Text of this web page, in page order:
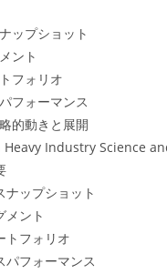
ップショット
ント
フォリオ
フォーマンス
的動きと展開
Industry Science
ナップショット
メント
トフォリオ
パフォーマンス